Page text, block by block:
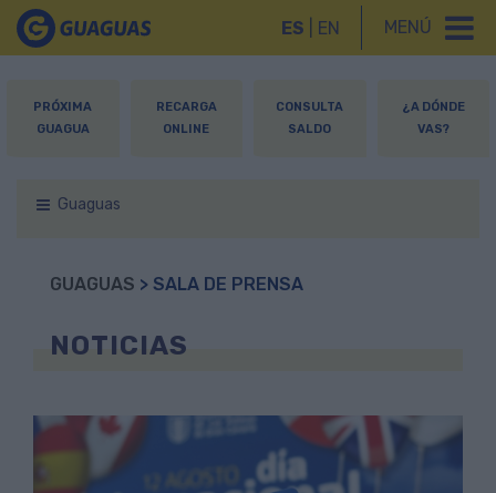
MENÚ
ES EN
PRÓXIMA
GUAGUA
RECARGA
ONLINE
CONSULTA
SALDO
¿A DÓNDE
VAS?
Guaguas
GUAGUAS > SALA DE PRENSA
NOTICIAS